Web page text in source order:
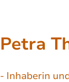
Petra
- Inhaberin